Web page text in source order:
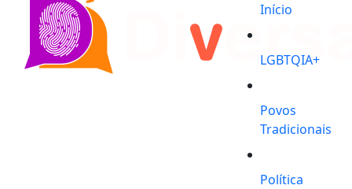
Início
LGBTQIA+
Povos
Tradicionais
Política